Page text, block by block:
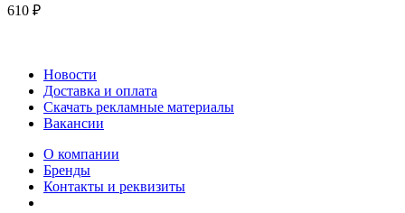
610 ₽
Новости
Доставка и оплата
Скачать рекламные материалы
Вакансии
О компании
Бренды
Контакты и реквизиты